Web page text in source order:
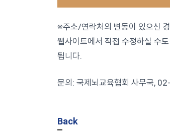
※주소/연락처의 변동이 있으신
웹사이트에서 직접 수정하실 수
됩니다.
문의: 국제뇌교육협회 사무국,
Back